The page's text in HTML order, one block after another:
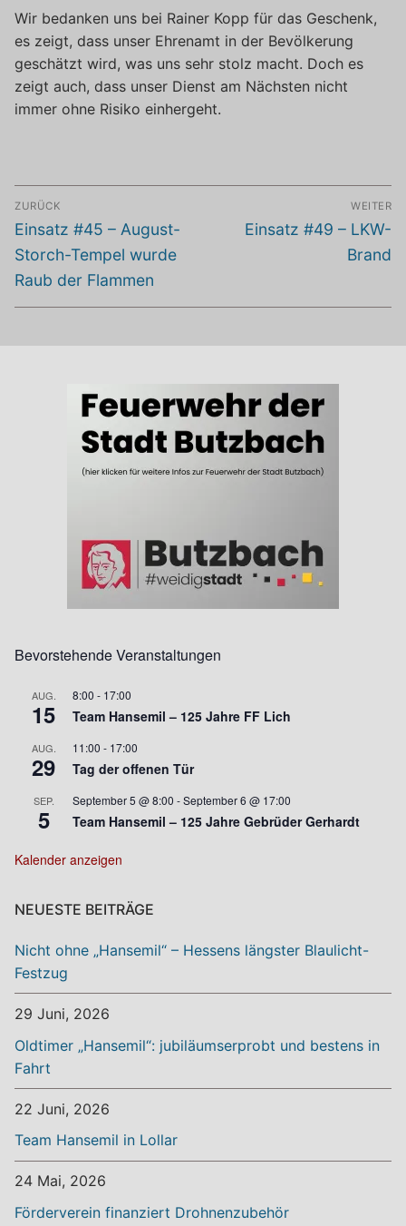
Wir bedanken uns bei Rainer Kopp für das Geschenk,
es zeigt, dass unser Ehrenamt in der Bevölkerung
geschätzt wird, was uns sehr stolz macht. Doch es
zeigt auch, dass unser Dienst am Nächsten nicht
immer ohne Risiko einhergeht.
Beitragsnavigation
ZURÜCK
Vorheriger
Beitrag:
Einsatz #45 – August-
Storch-Tempel wurde
Raub der Flammen
WEITER
Nächster
Einsatz #49 – LKW-
Brand
Bevorstehende Veranstaltungen
AUG.
15
8:00 - 17:00
Team Hansemil – 125 Jahre FF Lich
AUG.
29
11:00 - 17:00
Tag der offenen Tür
SEP.
5
September 5 @ 8:00 -September 6 @ 17:00
Team Hansemil – 125 Jahre Gebrüder Gerhardt
Kalender anzeigen
NEUESTE BEITRÄGE
Nicht ohne „Hansemil“ – Hessens längster Blaulicht-
Festzug
29 Juni, 2026
Oldtimer „Hansemil“: jubiläumserprobt und bestens in
Fahrt
22 Juni, 2026
Team Hansemil in Lollar
24 Mai, 2026
Förderverein finanziert Drohnenzubehör